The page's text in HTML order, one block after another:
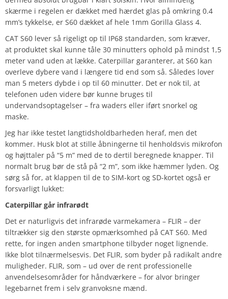
skærme i regelen er dækket med hærdet glas på omkring 0.4
mm’s tykkelse, er S60 dækket af hele 1mm Gorilla Glass 4.
CAT S60 lever så rigeligt op til IP68 standarden, som kræver,
at produktet skal kunne tåle 30 minutters ophold på mindst 1,5
meter vand uden at lække. Caterpillar garanterer, at S60 kan
overleve dybere vand i længere tid end som så. Således lover
man 5 meters dybde i op til 60 minutter. Det er nok til, at
telefonen uden videre bør kunne bruges til
undervandsoptagelser – fra waders eller iført snorkel og
maske.
Jeg har ikke testet langtidsholdbarheden heraf, men det
kommer. Husk blot at stille åbningerne til henholdsvis mikrofon
og højttaler på “5 m” med de to dertil beregnede knapper. Til
normalt brug bør de stå på “2 m”, som ikke hæmmer lyden. Og
sørg så for, at klappen til de to SIM-kort og SD-kortet også er
forsvarligt lukket:
Caterpillar går infrarødt
Det er naturligvis det infrarøde varmekamera – FLIR – der
tiltrækker sig den største opmærksomhed på CAT S60. Med
rette, for ingen anden smartphone tilbyder noget lignende.
Ikke blot tilnærmelsesvis. Det FLIR, som byder på radikalt andre
muligheder. FLIR, som – ud over de rent professionelle
anvendelsesområder for håndværkere – for alvor bringer
legebarnet frem i selv granvoksne mænd.